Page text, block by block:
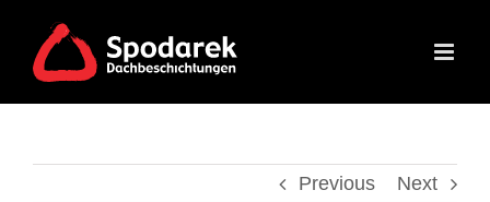
content
Previous Next